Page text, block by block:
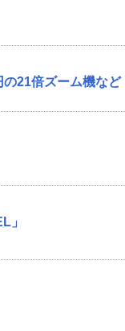
21倍ズーム機など
」